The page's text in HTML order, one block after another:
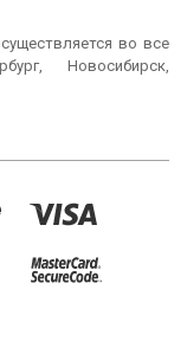
во все
Новосибирск,
Волгоград,
Владивосток, Томск,
Тула, Калининград,
Магнитогорск,
Волжский,